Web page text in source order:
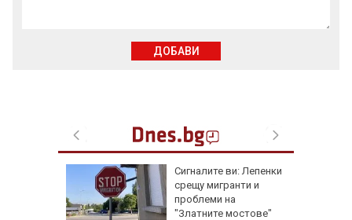
Сигналите ви: Лепенки
срещу мигранти и
проблеми на
"Златните мостове"
ДОБАВИ